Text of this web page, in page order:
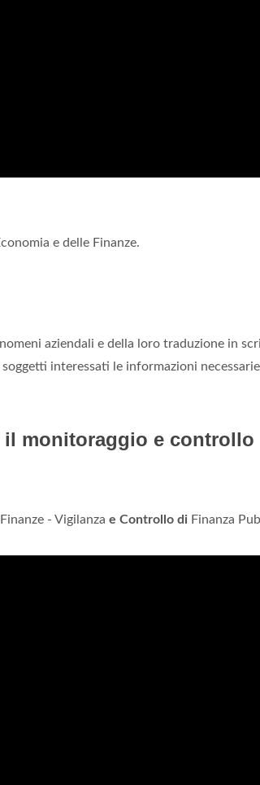
e delle Finanze.
aziendali e della loro traduzione in
interessati le informazioni
il monitoraggio e controllo
Finanze - Vigilanza e Controllo di Finanza